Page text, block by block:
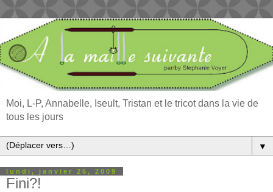
Moi, L-P, Annabelle, Iseult, Tristan et le tricot dans la vie de
tous les jours
▼
lundi, janvier 26, 2009
Fini?!